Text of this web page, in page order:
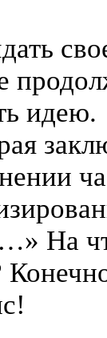
идею.
На